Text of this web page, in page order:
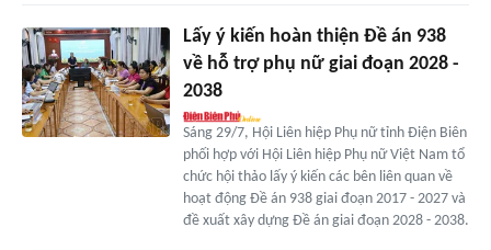
Lấy ý kiến hoàn thiện Đề án 938
về hỗ trợ phụ nữ giai đoạn 2028 -
2038
Sáng 29/7, Hội Liên hiệp Phụ nữ tỉnh Điện Biên
phối hợp với Hội Liên hiệp Phụ nữ Việt Nam tổ
chức hội thảo lấy ý kiến các bên liên quan về
hoạt động Đề án 938 giai đoạn 2017 - 2027 và
đề xuất xây dựng Đề án giai đoạn 2028 - 2038.